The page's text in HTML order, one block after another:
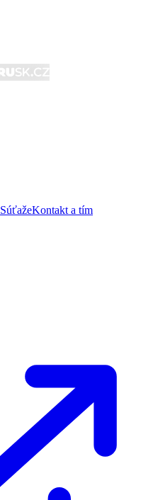
SúťažeKontakt a tím